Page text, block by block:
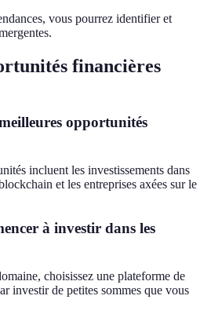
vous pourrez identifier et
financières
opportunités
incluent les investissements dans
et les entreprises axées sur le
à investir dans les
choisissez une plateforme de
investir de petites sommes que vous